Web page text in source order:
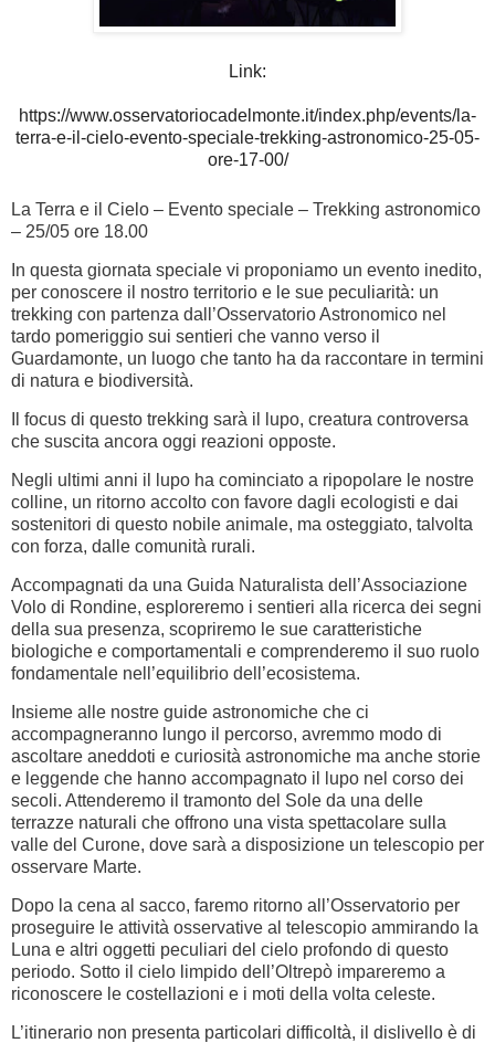
Link:
https://www.osservatoriocadelmonte.it/index.php/events/la-
terra-e-il-cielo-evento-speciale-trekking-astronomico-25-05-
ore-17-00/
La Terra e il Cielo – Evento speciale – Trekking astronomico
– 25/05 ore 18.00
In questa giornata speciale vi proponiamo un evento inedito,
per conoscere il nostro territorio e le sue peculiarità: un
trekking con partenza dall’Osservatorio Astronomico nel
tardo pomeriggio sui sentieri che vanno verso il
Guardamonte, un luogo che tanto ha da raccontare in termini
di natura e biodiversità.
Il focus di questo trekking sarà il lupo, creatura controversa
che suscita ancora oggi reazioni opposte.
Negli ultimi anni il lupo ha cominciato a ripopolare le nostre
colline, un ritorno accolto con favore dagli ecologisti e dai
sostenitori di questo nobile animale, ma osteggiato, talvolta
con forza, dalle comunità rurali.
Accompagnati da una Guida Naturalista dell’Associazione
Volo di Rondine, esploreremo i sentieri alla ricerca dei segni
della sua presenza, scopriremo le sue caratteristiche
biologiche e comportamentali e comprenderemo il suo ruolo
fondamentale nell’equilibrio dell’ecosistema.
Insieme alle nostre guide astronomiche che ci
accompagneranno lungo il percorso, avremmo modo di
ascoltare aneddoti e curiosità astronomiche ma anche storie
e leggende che hanno accompagnato il lupo nel corso dei
secoli. Attenderemo il tramonto del Sole da una delle
terrazze naturali che offrono una vista spettacolare sulla
valle del Curone, dove sarà a disposizione un telescopio per
osservare Marte.
Dopo la cena al sacco, faremo ritorno all’Osservatorio per
proseguire le attività osservative al telescopio ammirando la
Luna e altri oggetti peculiari del cielo profondo di questo
periodo. Sotto il cielo limpido dell’Oltrepò impareremo a
riconoscere le costellazioni e i moti della volta celeste.
L’itinerario non presenta particolari difficoltà, il dislivello è di